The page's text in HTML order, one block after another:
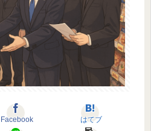
Facebook はてブ